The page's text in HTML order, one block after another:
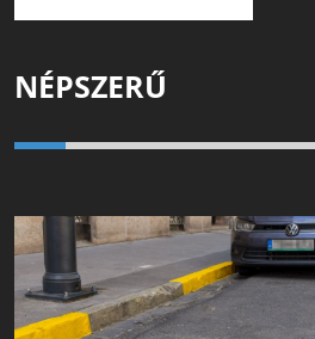
NÉPSZERŰ